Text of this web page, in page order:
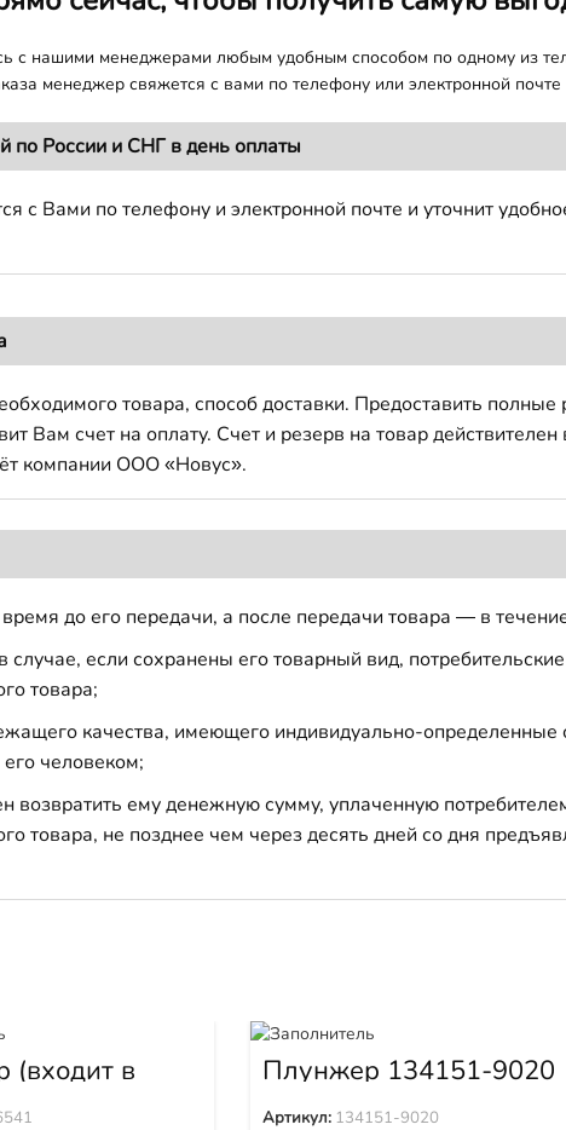
с нашими менеджерами любым удобным способом по одному из
менеджер свяжется с вами по телефону или электронной
по России и СНГ в день оплаты
с Вами по телефону и электронной почте и уточнит
товара, способ доставки. Предоставить
Вам счет на оплату. Счет и резерв на товар действителен
компании ООО «Новус».
до его передачи, а после передачи товара — в
если сохранены его товарный вид,
товара;
качества, имеющего индивидуально-
человеком;
возвратить ему денежную сумму, уплаченную
товара, не позднее чем через десять дней со дня
(входит в
1W6541
Плунжер 134151-9020
Артикул: 134151-9020